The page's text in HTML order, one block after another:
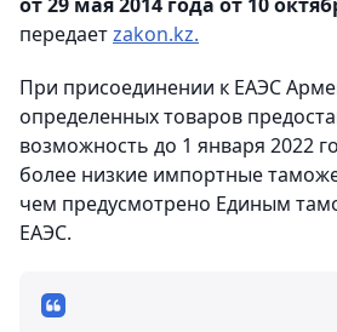
передаетzakon.kz.
При присоединении к ЕАЭС
определенных товаров
возможность до 1 января 2022
более низкие импортные
чем предусмотрено Единым
ЕАЭС.